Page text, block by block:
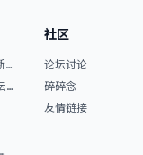
社区
论坛讨论
碎碎念
友情链接